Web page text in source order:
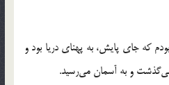
که جای پایش، به پهنای دریا بود و
و به آسمان می‌رسید.